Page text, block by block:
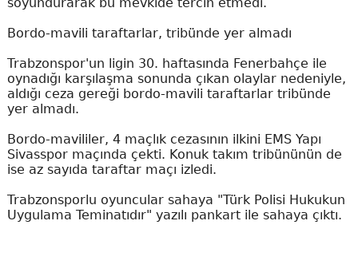
Bordo-mavili taraftarlar, tribünde yer almadı
Trabzonspor'un ligin 30. haftasında Fenerbahçe ile
oynadığı karşılaşma sonunda çıkan olaylar nedeniyle,
aldığı ceza gereği bordo-mavili taraftarlar tribünde
yer almadı.
Bordo-mavililer, 4 maçlık cezasının ilkini EMS Yapı
Sivasspor maçında çekti. Konuk takım tribününün de
ise az sayıda taraftar maçı izledi.
Trabzonsporlu oyuncular sahaya "Türk Polisi Hukukun
Uygulama Teminatıdır" yazılı pankart ile sahaya çıktı.